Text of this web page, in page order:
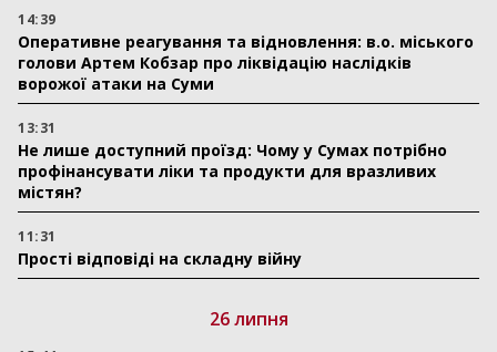
14:39
Оперативне реагування та відновлення: в.о. міського
голови Артем Кобзар про ліквідацію наслідків
ворожої атаки на Суми
13:31
Не лише доступний проїзд: Чому у Сумах потрібно
профінансувати ліки та продукти для вразливих
містян?
11:31
Прості відповіді на складну війну
26 липня